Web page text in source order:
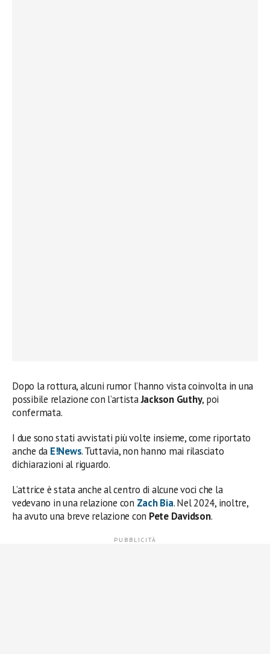
Dopo la rottura, alcuni rumor l’hanno vista coinvolta in una
possibile relazione con l’artistaJackson Guthy, poi
confermata.
I due sono stati avvistati più volte insieme, come riportato
anche da E!News. Tuttavia, non hanno mai rilasciato
dichiarazioni al riguardo.
L’attrice è stata anche al centro di alcune voci che la
vedevano in una relazione con Zach Bia. Nel 2024, inoltre,
ha avuto una breve relazione con Pete Davidson.